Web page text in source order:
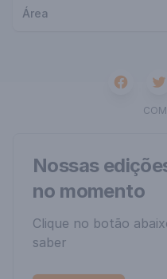
Área
Facebook
Nossas
no momento
Clique no botão
saber